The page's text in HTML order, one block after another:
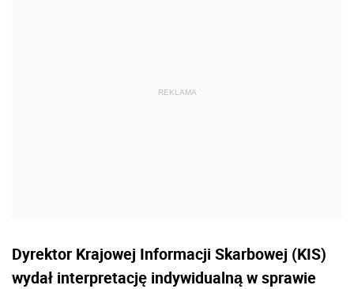
Dyrektor Krajowej Informacji Skarbowej (KIS)
wydał interpretację indywidualną w sprawie